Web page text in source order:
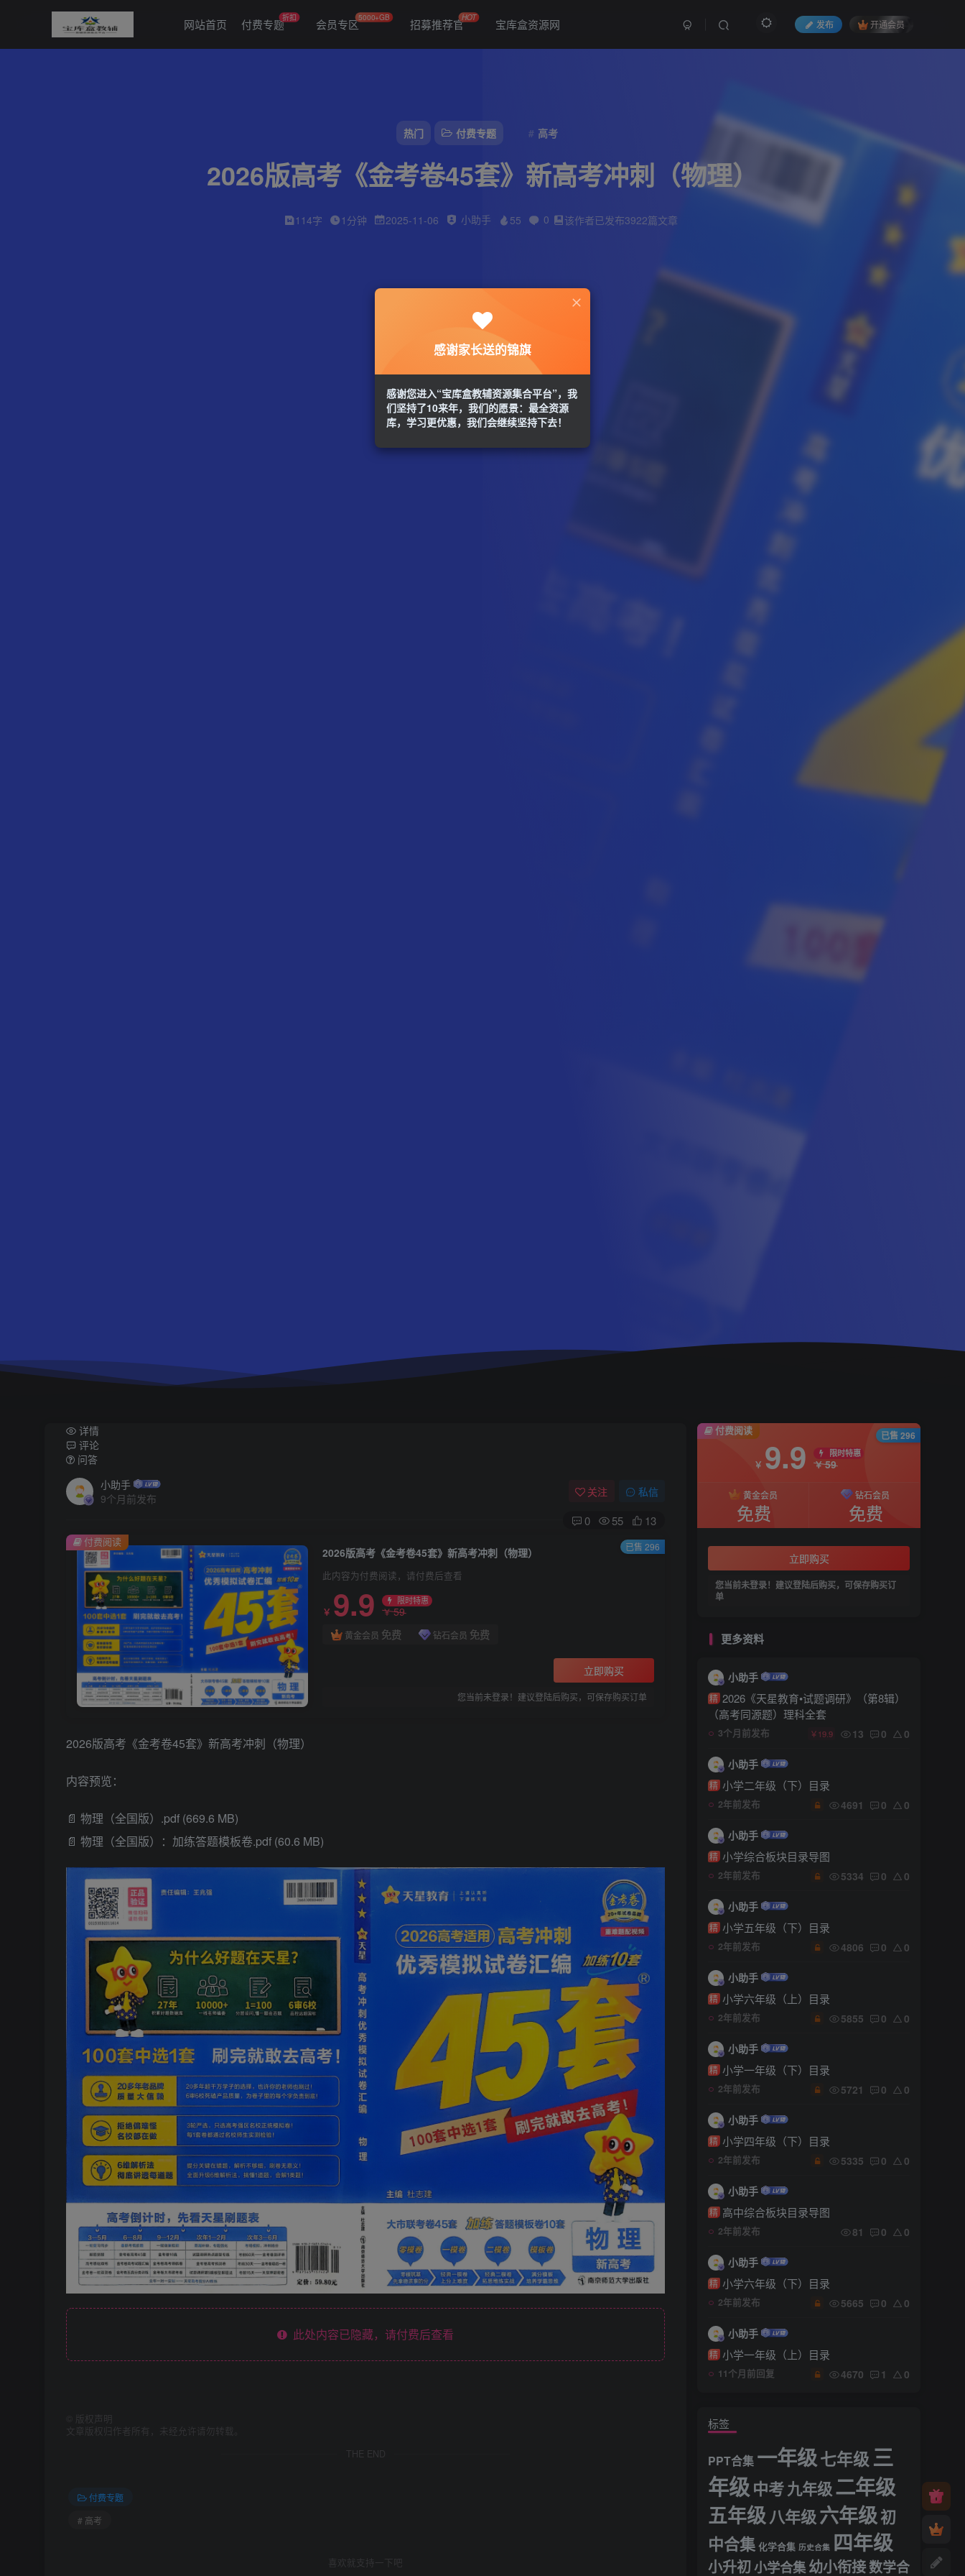
热门 付费专题 高考
2026版高考《金考卷45套》新高考冲刺（物理）
114字 1分钟 2025-11-06 小助手 55 0 该作者已发布3922篇文章
网站首页 付费专题折扣 会员专区5000+GB 招募推荐官HOT 宝库盒资源网 发布 开通会员
详情
评论
问答
小助手
9个月前发布
关注 私信
0 55 13
2026版高考《金考卷45套》新高考冲刺（物理）
此内容为付费阅读，请付费后查看
￥ 9.9 限时特惠
￥59
黄金会员 免费 钻石会员 免费
立即购买
您当前未登录！建议登陆后购买，可保存购买订单
付费阅读 已售 296
2026版高考《金考卷45套》新高考冲刺（物理）
内容预览：
📄 物理（全国版）.pdf (669.6 MB)
📄 物理（全国版）：加练答题模板卷.pdf (60.6 MB)
此处内容已隐藏，请付费后查看
版权声明
文章版权归作者所有，未经允许请勿转载。
THE END
付费专题
# 高考
喜欢就支持一下吧
付费阅读
￥ 9.9 限时特惠
￥59
黄金会员
免费
钻石会员
免费
立即购买
您当前未登录！建议登陆后购买，可保存购买订
单
已售 296
更多资料
小助手
精 2026《天星教育•试题调研》（第8辑）
（高考同源题）理科全套
3个月前发布 ￥19.9 13 0 0
小助手
精 小学二年级（下）目录
2年前发布 4691 0 0
小助手
精 小学综合板块目录导图
2年前发布 5334 0 0
小助手
精 小学五年级（下）目录
2年前发布 4806 0 0
小助手
精 小学六年级（上）目录
2年前发布 5855 0 0
小助手
精 小学一年级（下）目录
2年前发布 5721 0 0
小助手
精 小学四年级（下）目录
2年前发布 5335 0 0
小助手
精 高中综合板块目录导图
2年前发布 81 0 0
小助手
精 小学六年级（下）目录
2年前发布 5665 0 0
小助手
精 小学一年级（上）目录
11个月前回复 4670 1 0
标签
PPT合集 一年级七年级 三
年级中考九年级二年级
五年级八年级六年级初
中合集 化学合集 历史合集 四年级
小升初小学合集幼小衔接数学合
感谢家长送的锦旗
感谢您进入“宝库盒教辅资源集合平台”，我
们坚持了10来年，我们的愿景：最全资源
库，学习更优惠，我们会继续坚持下去！